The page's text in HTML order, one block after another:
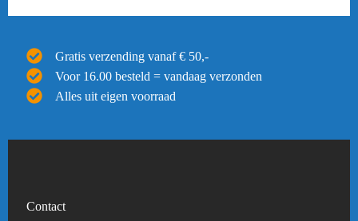
Gratis verzending vanaf € 50,-
Voor 16.00 besteld = vandaag verzonden
Alles uit eigen voorraad
Contact